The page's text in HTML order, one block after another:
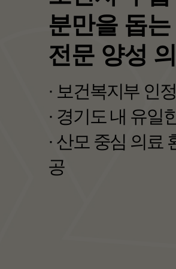
<포괄 2차
· 지역 필수의료
· 지역완결적 필
자세히보기